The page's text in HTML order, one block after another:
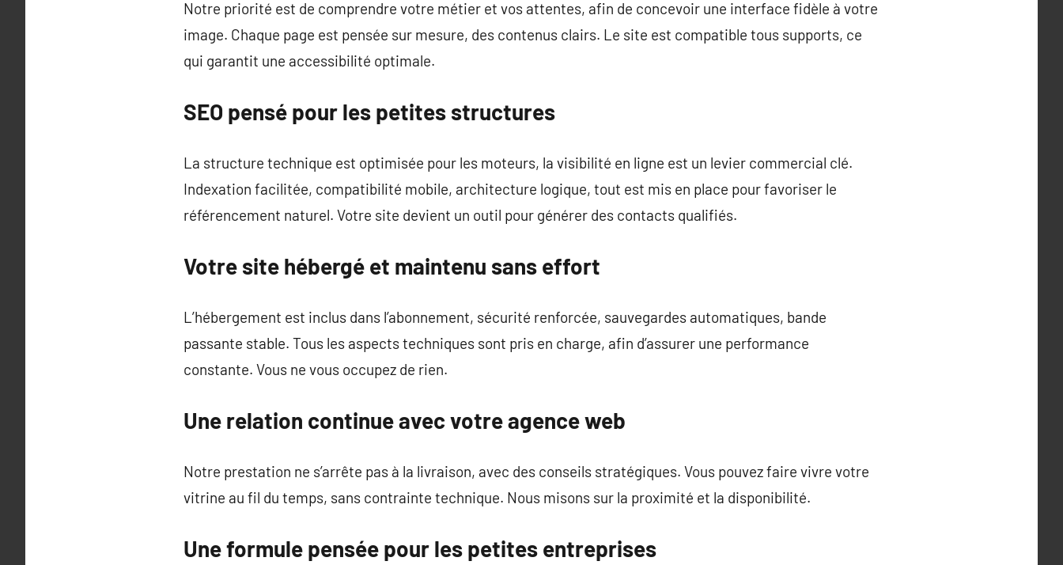
Notre priorité est de comprendre votre métier et vos attentes, afin de concevoir une interface fidèle à votre
image. Chaque page est pensée sur mesure, des contenus clairs. Le site est compatible tous supports, ce
qui garantit une accessibilité optimale.
SEO pensé pour les petites structures
La structure technique est optimisée pour les moteurs, la visibilité en ligne est un levier commercial clé.
Indexation facilitée, compatibilité mobile, architecture logique, tout est mis en place pour favoriser le
référencement naturel. Votre site devient un outil pour générer des contacts qualifiés.
Votre site hébergé et maintenu sans effort
L’hébergement est inclus dans l’abonnement, sécurité renforcée, sauvegardes automatiques, bande
passante stable. Tous les aspects techniques sont pris en charge, afin d’assurer une performance
constante. Vous ne vous occupez de rien.
Une relation continue avec votre agence web
Notre prestation ne s’arrête pas à la livraison, avec des conseils stratégiques. Vous pouvez faire vivre votre
vitrine au fil du temps, sans contrainte technique. Nous misons sur la proximité et la disponibilité.
Une formule pensée pour les petites entreprises